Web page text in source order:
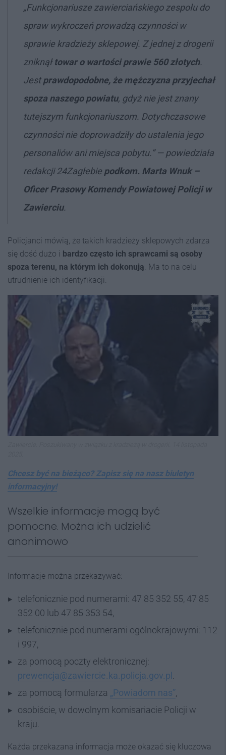
„Funkcjonariusze zawierciańskiego zespołu do
spraw wykroczeń prowadzą czynności w
sprawie kradzieży sklepowej. Z jednej z drogerii
zniknął towar o wartości prawie 560 złotych.
Jestprawdopodobne, że mężczyzna przyjechał
spoza naszego powiatu, gdyż nie jest znany
tutejszym funkcjonariuszom. Dotychczasowe
czynności nie doprowadziły do ustalenia jego
personaliów ani miejsca pobytu.” — powiedziała
redakcji 24Zagłebie podkom. Marta Wnuk –
Oficer Prasowy Komendy Powiatowej Policji w
Zawierciu.
Policjanci mówią, że takich kradzieży sklepowych zdarza
się dość dużo i bardzo często ich sprawcami są osoby
spoza terenu, na którym ich dokonują. Ma to na celu
utrudnienie ich identyfikacji.
Chcesz być na bieżąco? Zapisz się na nasz biuletyn
informacyjny!
Wszelkie informacje mogą być
pomocne. Można ich udzielić
anonimowo
Informacje można przekazywać:
telefonicznie pod numerami: 47 85 352 55, 47 85
352 00 lub 47 85 353 54,
telefonicznie pod numerami ogólnokrajowymi: 112
i 997,
za pomocą poczty elektronicznej:
prewencja@zawiercie.ka.policja.gov.pl
za pomocą formularza „Powiadom nas”
osobiście, w dowolnym komisariacie Policji w
kraju.
Każda przekazana informacja może okazać się kluczowa